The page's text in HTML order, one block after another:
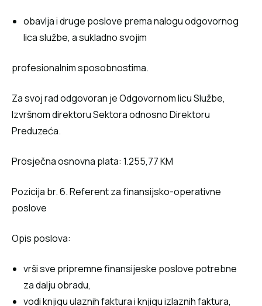
obavlja i druge poslove prema nalogu odgovornog
lica službe, a sukladno svojim
profesionalnim sposobnostima.
Za svoj rad odgovoran je Odgovornom licu Službe,
Izvršnom direktoru Sektora odnosno Direktoru
Preduzeća.
Prosječna osnovna plata: 1.255,77 KM
Pozicija br. 6. Referent za finansijsko-operativne
poslove
Opis poslova:
vrši sve pripremne finansijeske poslove potrebne
za dalju obradu,
vodi knjigu ulaznih faktura i knjigu izlaznih faktura,